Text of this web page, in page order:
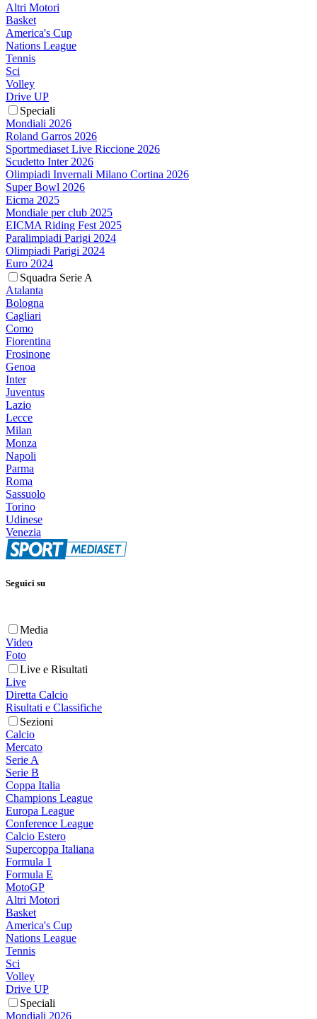
Altri Motori
Basket
America's Cup
Nations League
Tennis
Sci
Volley
Drive UP
Speciali
Mondiali 2026
Roland Garros 2026
Sportmediaset Live Riccione 2026
Scudetto Inter 2026
Olimpiadi Invernali Milano Cortina 2026
Super Bowl 2026
Eicma 2025
Mondiale per club 2025
EICMA Riding Fest 2025
Paralimpiadi Parigi 2024
Olimpiadi Parigi 2024
Euro 2024
Squadra Serie A
Atalanta
Bologna
Cagliari
Como
Fiorentina
Frosinone
Genoa
Inter
Juventus
Lazio
Lecce
Milan
Monza
Napoli
Parma
Roma
Sassuolo
Torino
Udinese
Venezia
Seguici su
Media
Video
Foto
Live e Risultati
Live
Diretta Calcio
Risultati e Classifiche
Sezioni
Calcio
Mercato
Serie A
Serie B
Coppa Italia
Champions League
Europa League
Conference League
Calcio Estero
Supercoppa Italiana
Formula 1
Formula E
MotoGP
Altri Motori
Basket
America's Cup
Nations League
Tennis
Sci
Volley
Drive UP
Speciali
Mondiali 2026